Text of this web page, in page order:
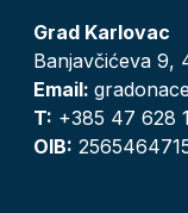
Grad Karlovac
Banjavčićeva 9,
Email:
T: +385 47 628
OIB: